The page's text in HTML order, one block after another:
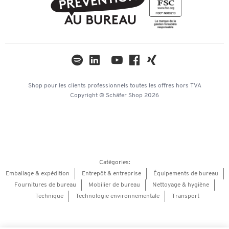
Paramètres de confidentialité
Shop pour les clients professionnels toutes les offres hors TVA
Copyright © Schäfer Shop 2026
Catégories:
Emballage & expédition
Entrepôt & entreprise
Équipements de bureau
Fournitures de bureau
Mobilier de bureau
Nettoyage & hygiène
Technique
Technologie environnementale Transport